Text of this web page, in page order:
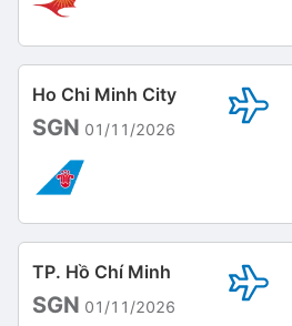
Ho Chi Minh City
SGN 01/11/2026
TP. Hồ Chí Minh
SGN 01/11/2026